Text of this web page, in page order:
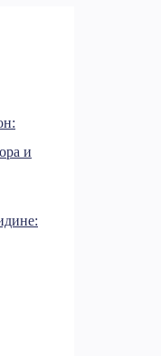
и